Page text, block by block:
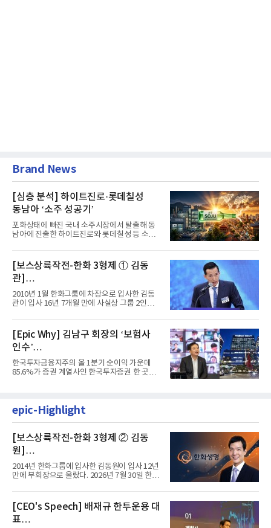
Brand News
[심층 분석] 하이트진로·롯데칠성
동남아 ‘소주 성공기’
포화상태에 빠진 국내 소주시장에서 탈출해 동
남아에 진출한 하이트진로와 롯데칠성 등 소주
[보스상륙작전-한화 3형제 ① 김동
관]
입사 16년 만에 수석부회장 … 경영승
계 ‘초읽기’
2010년 1월 한화그룹에 차장으로 입사한 김동
관이 입사 16년 7개월 만에 사실상 그룹 2인자
[Epic Why] 김남구 회장의 ‘보험사
인수’
발걸음이 신중해진 배경은?
한국투자금융지주의 올 1분기 순이익 가운데
85.6%가 증권 계열사인 한국투자증권 한 곳에
epic-Highlight
[보스상륙작전-한화 3형제 ② 김동
원]
입사 12년 만에 금융계열 수장 등극
2014년 한화그룹에 입사한 김동원이 입사 12년
만에 부회장으로 올랐다. 2026년 7월 30일 한화
[CEO's Speech] 배재규 한투운용 대
표